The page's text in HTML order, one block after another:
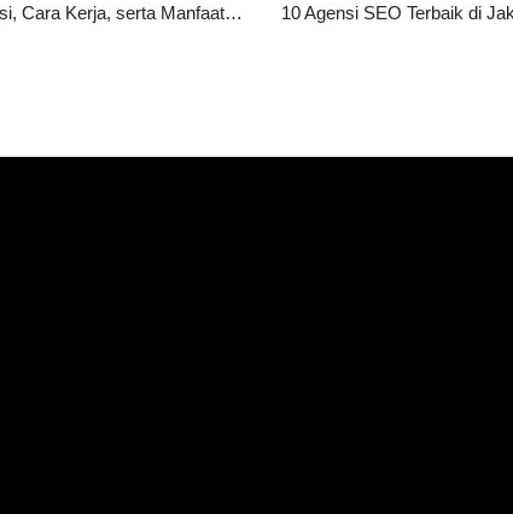
HTTPS Adalah: Pengertian, Fungsi, Cara Kerja, serta Manfaatnya bagi Website